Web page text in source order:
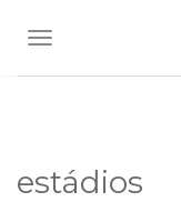
TOGGLE
estádios